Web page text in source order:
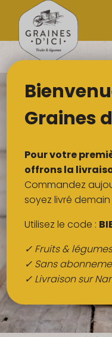
QUI
Graines
Pour votre
offrons la
Commandez
soyez livré
Utilisez le code :
✓ Fruits &
✓ Sans
✓ Livraison sur